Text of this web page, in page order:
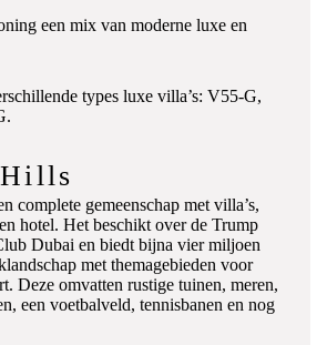
een mix van moderne luxe en
types luxe villa’s: V55-G,
complete gemeenschap met villa’s,
hotel. Het beschikt over de Trump
Dubai en biedt bijna vier miljoen
met themagebieden voor
Deze omvatten rustige tuinen, meren,
een voetbalveld, tennisbanen en nog